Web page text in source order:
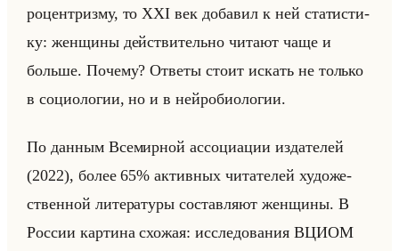
ро­цен­триз­му, то XXI век до­ба­вил к ней ста­ти­сти­
ку: жен­щи­ны действи­тельно чи­та­ют чаще и
больше. По­че­му? От­ве­ты стоит ис­кать не только
в со­цио­ло­гии, но и в нейро­био­ло­гии.
По дан­ным Все­мир­ной ас­со­ци­ации из­да­те­лей
(2022), более 65% ак­тив­ных чи­та­те­лей ху­до­же­
ствен­ной ли­те­ра­ту­ры со­став­ля­ют жен­щи­ны. В
Рос­сии кар­ти­на схо­жая: ис­сле­до­ва­ния ВЦИОМ